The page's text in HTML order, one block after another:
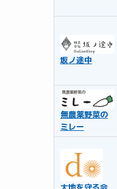
坂ノ途中
無農薬野菜の
ミレー
大地を守る会